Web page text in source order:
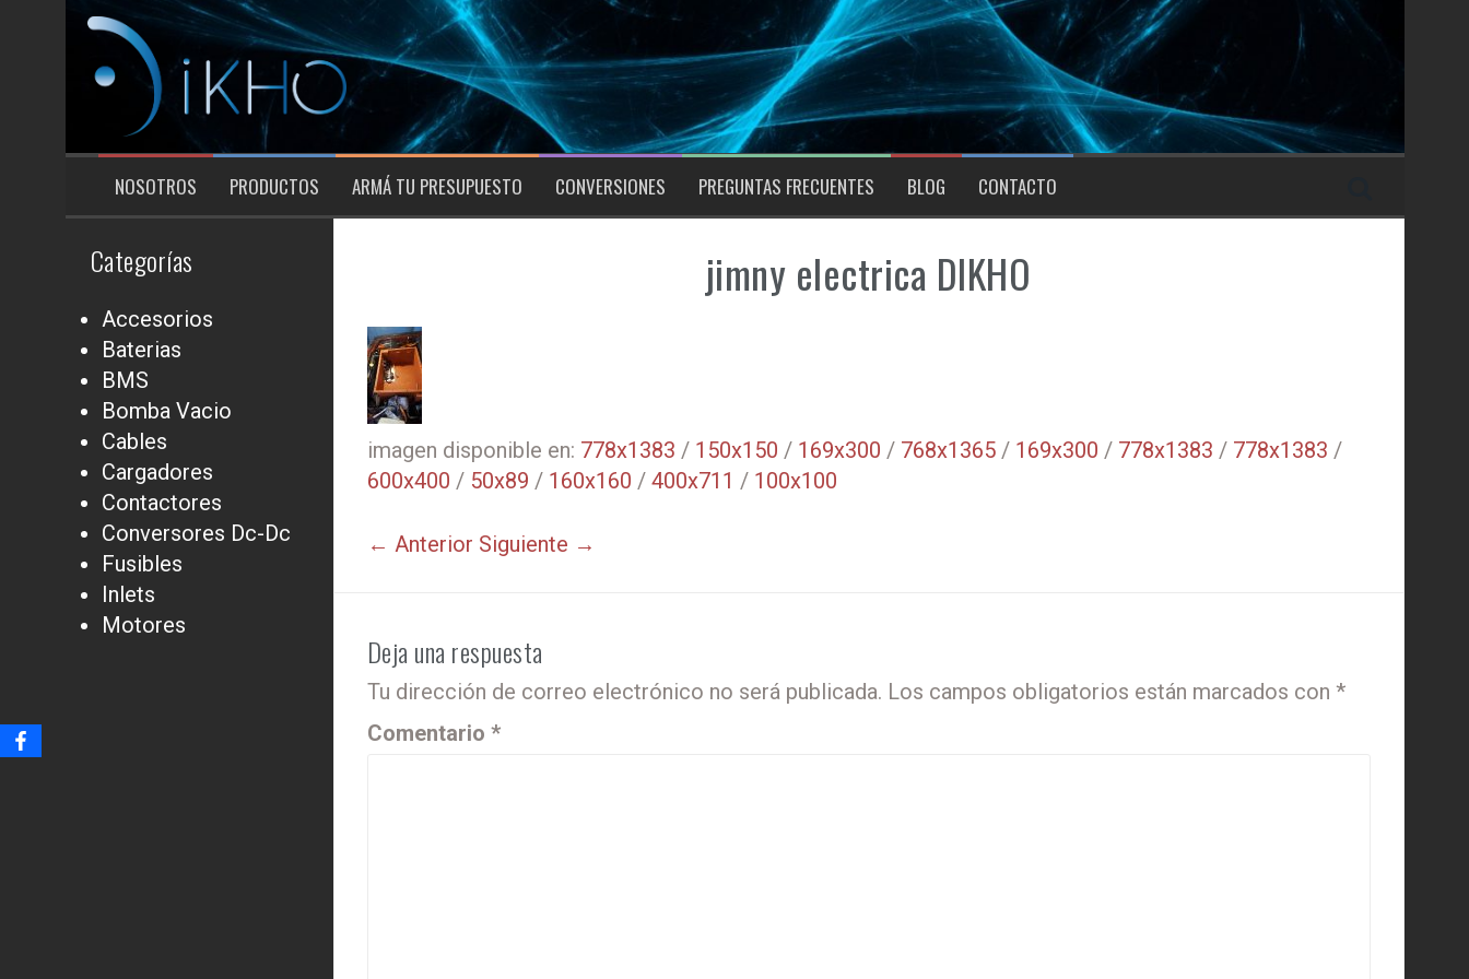
contenido
NOSOTROS PRODUCTOS ARMÁ TU PRESUPUESTO CONVERSIONES PREGUNTAS FRECUENTES BLOG CONTACTO
jimny electrica DIKHO
imagen disponible en: 778x1383 / 150x150 / 169x300 / 768x1365/ 169x300 / 778x1383 / 778x1383 /
600x400 / 50x89 / 160x160 / 400x711 / 100x100
← Anterior Siguiente →
Deja una respuesta
Tu dirección de correo electrónico no será publicada. Los campos obligatorios están marcados con *
Comentario *
Categorías
Accesorios
Baterias
BMS
Bomba Vacio
Cables
Cargadores
Contactores
Conversores Dc-Dc
Fusibles
Inlets
Motores